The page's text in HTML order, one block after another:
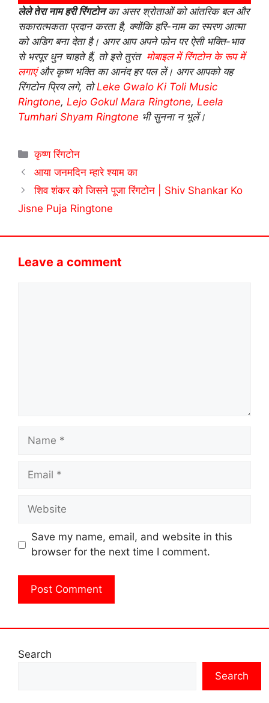
लेले तेरा नाम हरी रिंगटोनका असर श्रोताओं को आंतरिक बल और
सकारात्मकता प्रदान करता है, क्योंकि हरि-नाम का स्मरण आत्मा
को अडिग बना देता है। अगर आप अपने फोन पर ऐसी भक्ति-भाव
से भरपूर धुन चाहते हैं, तो इसे तुरंत मोबाइल में रिंगटोन के रूप में
लगाएंऔर कृष्ण भक्ति का आनंद हर पल लें। अगर आपको यह
रिंगटोन प्रिय लगे, तोLeke Gwalo Ki Toli Music
Ringtone, Lejo Gokul Mara Ringtone, Leela
Tumhari Shyam Ringtone भी सुनना न भूलें।
Categories
कृष्ण रिंगटोन
आया जनमदिन म्हारे श्याम का
शिव शंकर को जिसने पूजा रिंगटोन | Shiv Shankar Ko
Jisne Puja Ringtone
Leave a comment
Name
Email
Website
Save my name, email, and website in this
browser for the next time I comment.
Search
Search